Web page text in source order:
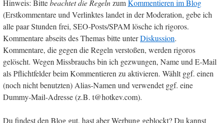
Hinweis: Bittebeachtet die RegelnzumKommentieren im Blog
(Erstkommentare und Verlinktes landet in der Moderation, gebe ich
alle paar Stunden frei, SEO-Posts/SPAM lösche ich rigoros.
Kommentare abseits des Themas bitte unterDiskussion.
Kommentare, die gegen die Regeln verstoßen, werden rigoros
gelöscht. Wegen Missbrauchs bin ich gezwungen, Name und E-Mail
als Pflichtfelder beim Kommentieren zu aktivieren. Wählt ggf. einen
(noch nicht benutzten) Alias-Namen und verwendet ggf. eine
Dummy-Mail-Adresse (z.B. t@hotkev.com).
Du findest den Blog gut, hast aber Werbung geblockt? Du kannst